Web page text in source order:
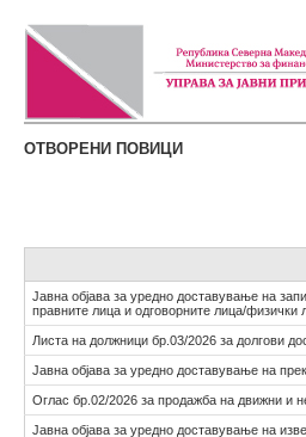
ОТВОРЕНИ ПОВИЦИ
Јавна објава за уредно доставување на
правните лица и одговорните лица/физички
Листа на должници бр.03/2026 за долгови
Јавна објава за уредно доставување на
Оглас бр.02/2026 за продажба на движни и
Јавна објава за уредно доставување на